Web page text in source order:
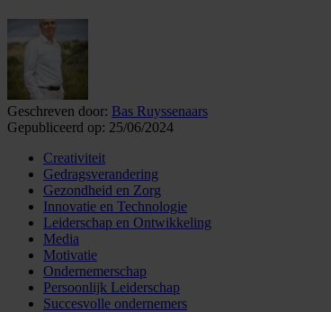
Geschreven door: Bas Ruyssenaars
Gepubliceerd op: 25/06/2024
Creativiteit
Gedragsverandering
Gezondheid en Zorg
Innovatie en Technologie
Leiderschap en Ontwikkeling
Media
Motivatie
Ondernemerschap
Persoonlijk Leiderschap
Succesvolle ondernemers